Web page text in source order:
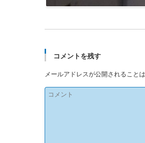
コメントを残す
メールアドレスが公開されること